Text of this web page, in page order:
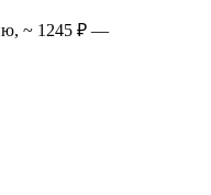
~ 1245 ₽ —